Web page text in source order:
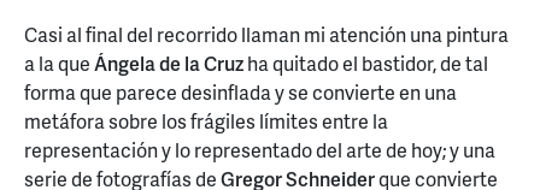
Casi al final del recorrido llaman mi atención una pintura
a la queÁngela de la Cruzha quitado el bastidor, de tal
forma que parece desinflada y se convierte en una
metáfora sobre los frágiles límites entre la
representación y lo representado del arte de hoy; y una
serie de fotografías deGregor Schneiderque convierte